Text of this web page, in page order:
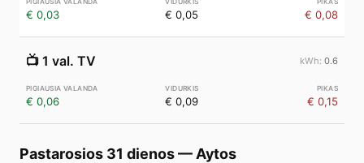
€ 0,03 € 0,05 € 0,08
📺 1 val. TV 0.6
€ 0,06 € 0,09 € 0,15
Pastarosios 31 dienos— Aytos